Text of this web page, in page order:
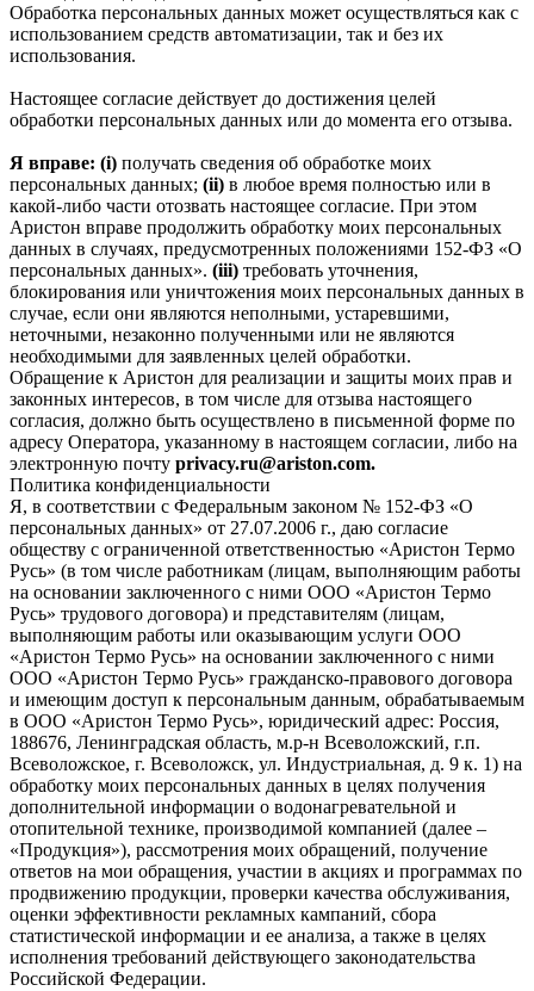
Обработка персональных данных может осуществляться как с
использованием средств автоматизации, так и без их
использования.
Настоящее согласие действует до достижения целей
обработки персональных данных или до момента его отзыва.
Я вправе: (i) получать сведения об обработке моих
персональных данных; (ii) в любое время полностью или в
какой-либо части отозвать настоящее согласие. При этом
Аристон вправе продолжить обработку моих персональных
данных в случаях, предусмотренных положениями 152-ФЗ «О
персональных данных». (iii) требовать уточнения,
блокирования или уничтожения моих персональных данных в
случае, если они являются неполными, устаревшими,
неточными, незаконно полученными или не являются
необходимыми для заявленных целей обработки.
Обращение к Аристон для реализации и защиты моих прав и
законных интересов, в том числе для отзыва настоящего
согласия, должно быть осуществлено в письменной форме по
адресу Оператора, указанному в настоящем согласии, либо на
электронную почту privacy.ru@ariston.com.
Политика конфиденциальности
Я, в соответствии с Федеральным законом № 152-ФЗ «О
персональных данных» от 27.07.2006 г., даю согласие
обществу с ограниченной ответственностью «Аристон Термо
Русь» (в том числе работникам (лицам, выполняющим работы
на основании заключенного с ними ООО «Аристон Термо
Русь» трудового договора) и представителям (лицам,
выполняющим работы или оказывающим услуги ООО
«Аристон Термо Русь» на основании заключенного с ними
ООО «Аристон Термо Русь» гражданско-правового договора
и имеющим доступ к персональным данным, обрабатываемым
в ООО «Аристон Термо Русь», юридический адрес: Россия,
188676, Ленинградская область, м.р-н Всеволожский, г.п.
Всеволожское, г. Всеволожск, ул. Индустриальная, д. 9 к. 1) на
обработку моих персональных данных в целях получения
дополнительной информации о водонагревательной и
отопительной технике, производимой компанией (далее –
«Продукция»), рассмотрения моих обращений, получение
ответов на мои обращения, участии в акциях и программах по
продвижению продукции, проверки качества обслуживания,
оценки эффективности рекламных кампаний, сбора
статистической информации и ее анализа, а также в целях
исполнения требований действующего законодательства
Российской Федерации.